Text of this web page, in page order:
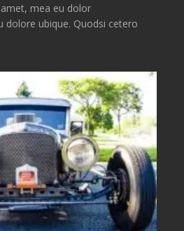
mea eu dolor
dolore ubique. Quodsi cetero